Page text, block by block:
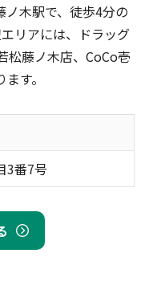
木駅で、徒歩4分の
リアには、ドラッグ
松藤ノ木店、CoCo壱
す。
3番7号